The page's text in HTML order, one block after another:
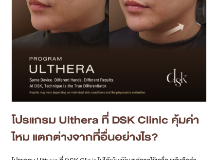
โปรแกรม Ulthera ที่ DSK Clinic คุ้มค่า
ไหม แตกต่างจากที่อื่นอย่างไร?